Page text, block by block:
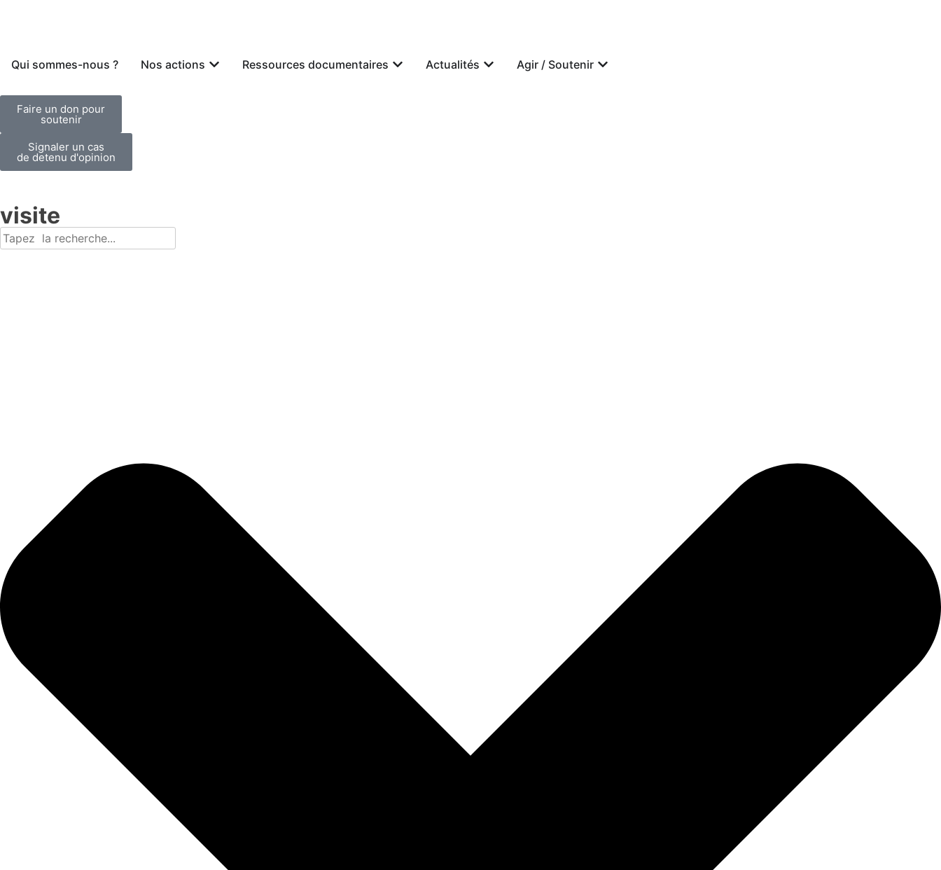
Qui sommes-nous ? Nos actions Ressources documentaires Actualités Agir / Soutenir
Faire un don pour
soutenir
Signaler un cas
de detenu d'opinion
visite